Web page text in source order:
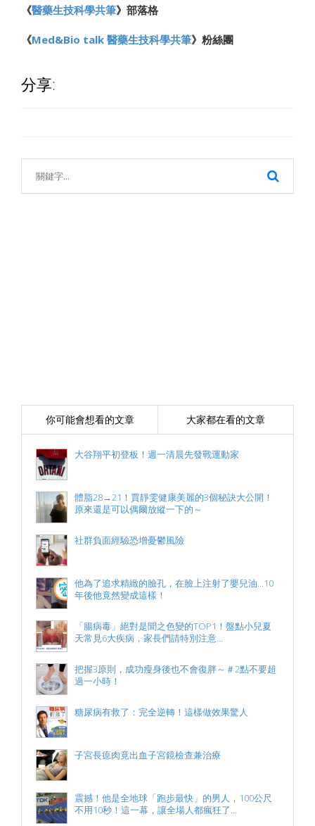
《醫藥生技科學共筆》部落格
《Med&Bio talk 醫藥生技科學共筆》粉絲團
分享:
你可能會想看的文章 大家都在看的文章
大谷翔平初登板！週一清晨先發戰運動家
體脂28→21！賈靜雯健康美麗的3個秘訣大公開！
原來還是可以偶爾放縱一下的～
社群負面經驗恐增憂鬱風險
他為了追求精緻的臉孔，在臉上注射了嬰兒油...10
年後他竟然變成這樣！
「腸病毒」絕對是聞之色變的TOP1！盤點小兒夏
天常見6大疾病，家長們請特別注意...
把握3原則，成功瘦身後也不會復胖～＃2點不要超
過一小時！
糖尿病有救了：完全逆轉！這樣做效果驚人
子宮長瘜肉竟出血子宮鏡檢查兼治療
震撼！他是全地球「跑步最快」的男人，100公尺
不用10秒！這一幕，讓全場人都瘋狂了...